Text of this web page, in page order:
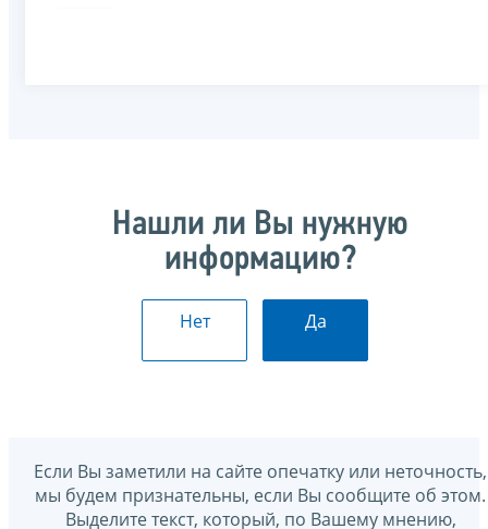
Нашли ли Вы нужную
информацию?
Нет Да
Если Вы заметили на сайте опечатку или неточность,
мы будем признательны, если Вы сообщите об этом.
Выделите текст, который, по Вашему мнению,